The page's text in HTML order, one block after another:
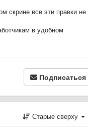
скрине все эти правки не
в удобном
Подписаться
Старые сверху